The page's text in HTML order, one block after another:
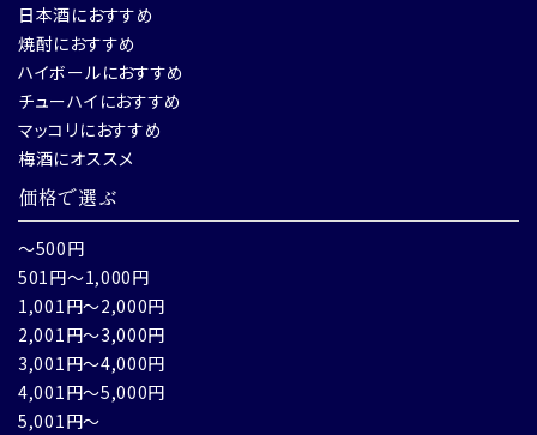
日本酒におすすめ
焼酎におすすめ
ハイボールにおすすめ
チューハイにおすすめ
マッコリにおすすめ
梅酒にオススメ
価格で選ぶ
～500円
501円～1,000円
1,001円～2,000円
2,001円～3,000円
3,001円～4,000円
4,001円～5,000円
5,001円～